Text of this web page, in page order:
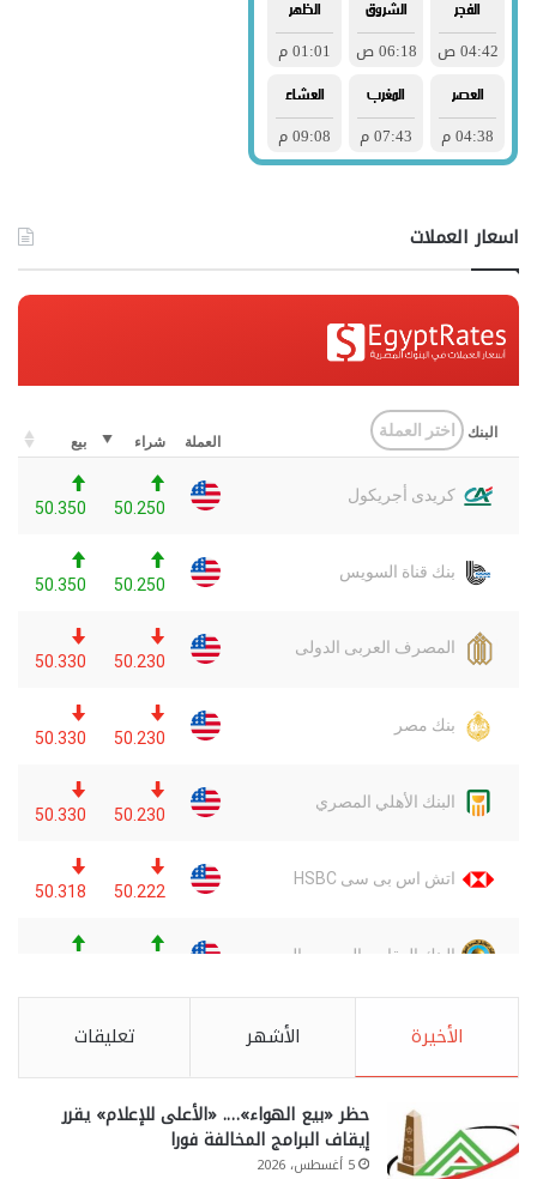
اسعار العملات
الأخيرة الأشهر تعليقات
حظر «بيع الهواء»…. «الأعلى للإعلام» يقرر
إيقاف البرامج المخالفة فورا
5 أغسطس، 2026